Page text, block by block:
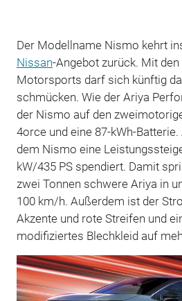
Der Modellname Nismo kehrt
Nissan-Angebot zurück. Mit den
Motorsports darf sich künftig
schmücken. Wie der Ariya
der Nismo auf den
4orce und eine 87-kWh-
dem Nismo eine
kW/435 PS spendiert. Damit
zwei Tonnen schwere Ariya in
100 km/h. Außerdem ist der
Akzente und rote Streifen und
modifiziertes Blechkleid auf